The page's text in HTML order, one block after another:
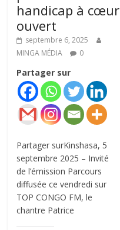
handicap à cœur
ouvert
septembre 6, 2025
MINGA MÉDIA
0
Partager sur
Partager surKinshasa, 5
septembre 2025 – Invité
de l’émission Parcours
diffusée ce vendredi sur
TOP CONGO FM, le
chantre Patrice